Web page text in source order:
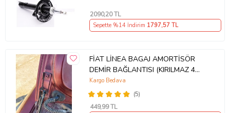
2090,20 TL
Sepette %14 İndirim 1797,57 TL
FİAT LİNEA BAGAJ AMORTİSÖR
DEMİR BAĞLANTISI (KIRILMAZ 4
ADET M6 ) (Krom)
(5)
Kargo Bedava
449,99 TL